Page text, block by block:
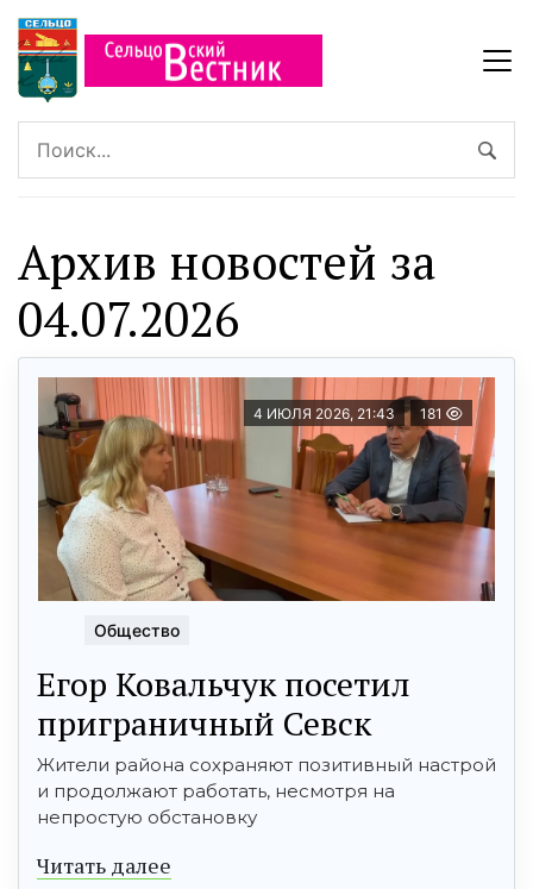
Архив новостей за
04.07.2026
4 ИЮЛЯ 2026, 21:43 181
Общество
Егор Ковальчук посетил
приграничный Севск
Жители района сохраняют позитивный настрой
и продолжают работать, несмотря на
непростую обстановку
Читать далее